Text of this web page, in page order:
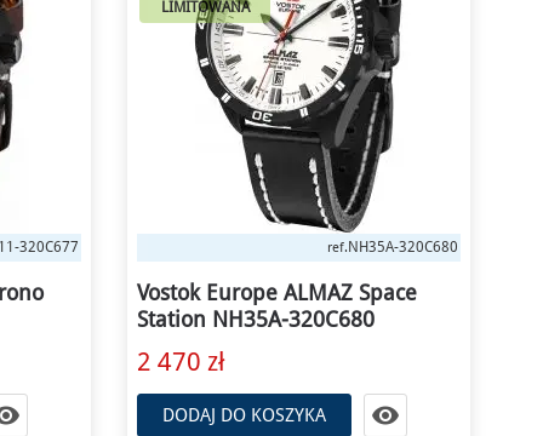
320C680
LIMITOWANA
ref.NH35A-320B679
Vostok Europe ALMAZ Space
Station NH35A-320B679
2 610 zł
DODAJ DO KOSZYKA 